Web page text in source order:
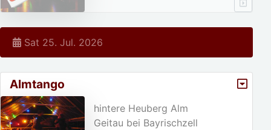
Sat 25. Jul. 2026
Almtango
hintere Heuberg Alm
Geitau bei Bayrischzell